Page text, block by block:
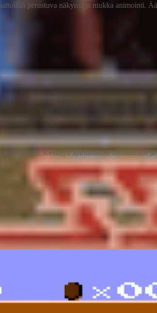
perustuva näkymä ja niukka animointi.
sivustolle. Keskityn ajantasaisiin suosituksiin